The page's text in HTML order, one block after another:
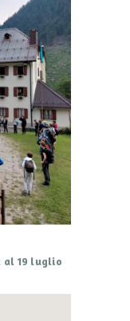
al 19 luglio